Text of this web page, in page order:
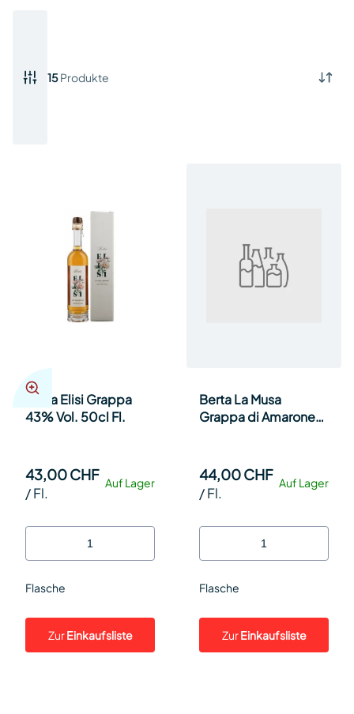
15Produkte
Berta Elisi Grappa
43% Vol. 50cl Fl.
Auf Lager
43,00 CHF
/Fl.
Flasche
ZurEinkaufsliste
Berta La Musa
Grappa di Amarone
Auf Lager
44,00 CHF
/Fl.
Flasche
ZurEinkaufsliste